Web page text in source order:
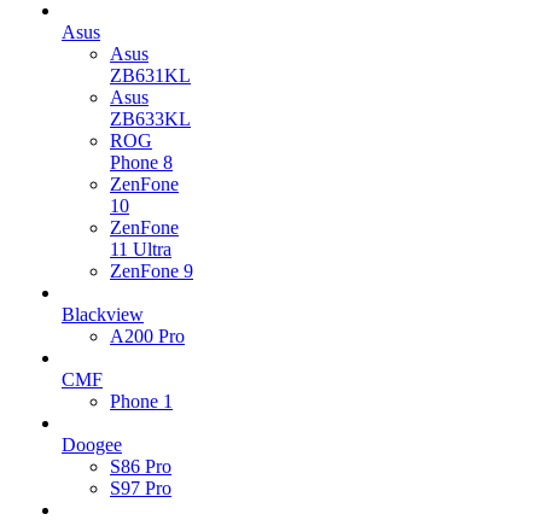
Asus
Asus
ZB631KL
Asus
ZB633KL
ROG
Phone 8
ZenFone
10
ZenFone
11 Ultra
ZenFone 9
Blackview
A200 Pro
CMF
Phone 1
Doogee
S86 Pro
S97 Pro